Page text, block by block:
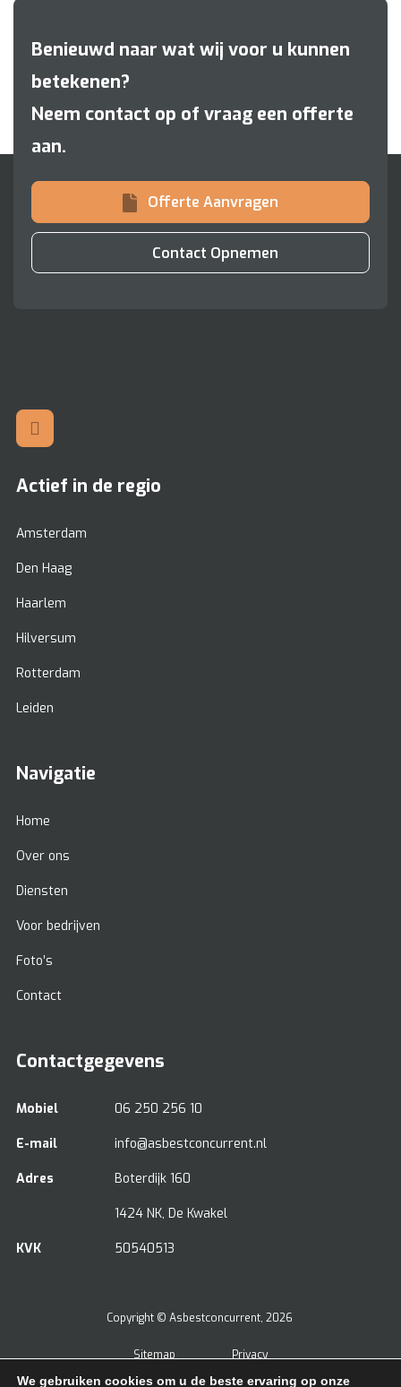
Benieuwd naar wat wij voor u kunnen
betekenen?
Neem contact op of vraag een offerte
aan.
Offerte Aanvragen
Contact Opnemen
Actief in de regio
Amsterdam
Den Haag
Haarlem
Hilversum
Rotterdam
Leiden
Navigatie
Home
Over ons
Diensten
Voor bedrijven
Foto’s
Contact
Contactgegevens
Mobiel 06 250 256 10
E-mail info@asbestconcurrent.nl
Adres Boterdijk 160
1424 NK, De Kwakel
KVK 50540513
Copyright © Asbestconcurrent, 2026
Sitemap Privacy
We gebruiken cookies om u de beste ervaring op onze